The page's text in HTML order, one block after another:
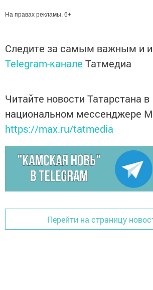
На правах рекламы. 6+
Следите за самым важным и
Telegram-канале Татмедиа
Читайте новости Татарстана в
национальном мессенджере
https://max.ru/tatmedia
Перейти на страницу